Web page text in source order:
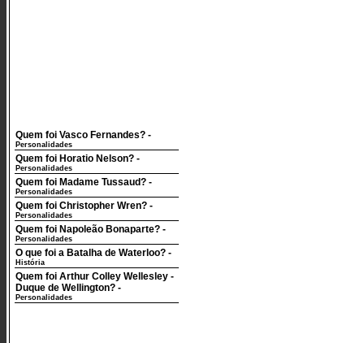
Quem foi Vasco Fernandes? -
Personalidades
Quem foi Horatio Nelson? -
Personalidades
Quem foi Madame Tussaud? -
Personalidades
Quem foi Christopher Wren? -
Personalidades
Quem foi Napoleão Bonaparte? -
Personalidades
O que foi a Batalha de Waterloo? -
História
Quem foi Arthur Colley Wellesley -
Duque de Wellington? -
Personalidades